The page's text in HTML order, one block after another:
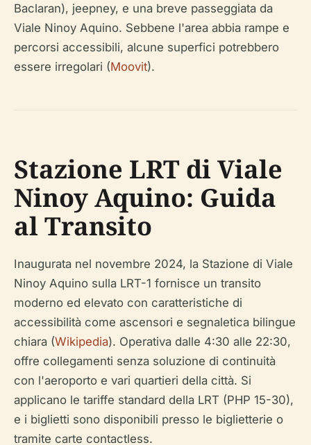
Baclaran), jeepney, e una breve passeggiata da
Viale Ninoy Aquino. Sebbene l'area abbia rampe e
percorsi accessibili, alcune superfici potrebbero
essere irregolari (Moovit).
Stazione LRT di Viale
Ninoy Aquino: Guida
al Transito
Inaugurata nel novembre 2024, la Stazione di Viale
Ninoy Aquino sulla LRT-1 fornisce un transito
moderno ed elevato con caratteristiche di
accessibilità come ascensori e segnaletica bilingue
chiara (Wikipedia). Operativa dalle 4:30 alle 22:30,
offre collegamenti senza soluzione di continuità
con l'aeroporto e vari quartieri della città. Si
applicano le tariffe standard della LRT (PHP 15-30),
e i biglietti sono disponibili presso le biglietterie o
tramite carte contactless.